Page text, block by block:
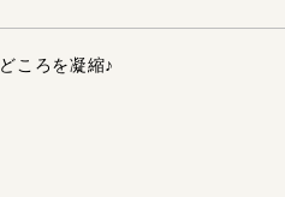
ころを凝縮♪